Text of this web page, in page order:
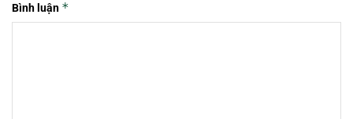
Bình luận *